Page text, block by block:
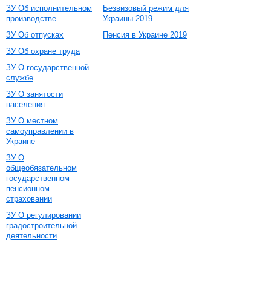
ЗУ Об исполнительном
производстве
ЗУ Об отпусках
ЗУ Об охране труда
ЗУ О государственной
службе
ЗУ О занятости
населения
ЗУ О местном
самоуправлении в
Украине
ЗУ О
общеобязательном
государственном
пенсионном
страховании
ЗУ О регулировании
градостроительной
деятельности
Безвизовый режим для
Украины 2019
Пенсия в Украине 2019